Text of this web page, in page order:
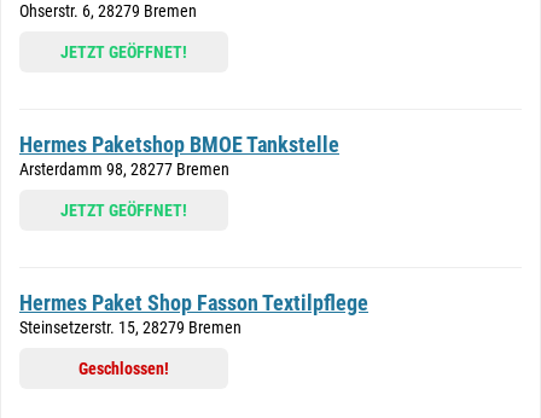
Ohserstr. 6, 28279 Bremen
JETZT GEÖFFNET!
Hermes Paketshop BMOE Tankstelle
Arsterdamm 98, 28277 Bremen
JETZT GEÖFFNET!
Hermes Paket Shop Fasson Textilpflege
Steinsetzerstr. 15, 28279 Bremen
Geschlossen!